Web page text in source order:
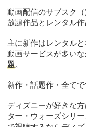
動画配信のサブスク
放題作品とレンタル作
主に新作はレンタル
動画サービスが多いな
題。
新作・話題作・全てで
ディズニーが好きな
ター・ウォーズシリ